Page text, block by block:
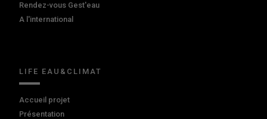
Rendez-vous Gest'eau
A l'international
LIFE EAU&CLIMAT
Accueil projet
Présentation